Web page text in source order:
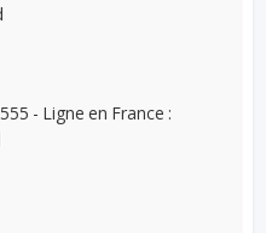
- Ligne en France :